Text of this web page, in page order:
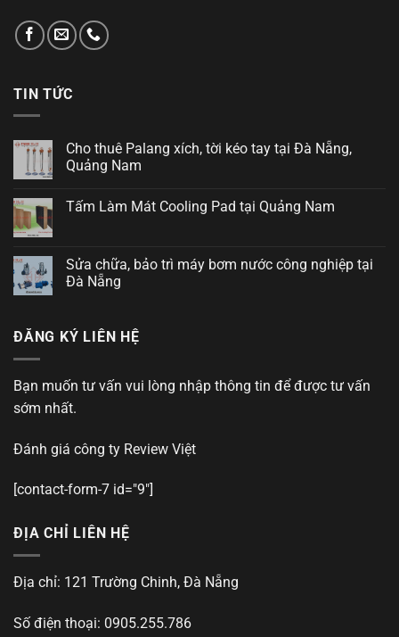
TIN TỨC
Cho thuê Palang xích, tời kéo tay tại Đà Nẵng,
Quảng Nam
Tấm Làm Mát Cooling Pad tại Quảng Nam
Sửa chữa, bảo trì máy bơm nước công nghiệp tại
Đà Nẵng
ĐĂNG KÝ LIÊN HỆ
Bạn muốn tư vấn vui lòng nhập thông tin để được tư vấn
sớm nhất.
Đánh giá công ty Review Việt
[contact-form-7 id="9"]
ĐỊA CHỈ LIÊN HỆ
Địa chỉ: 121 Trường Chinh, Đà Nẵng
Số điện thoại: 0905.255.786